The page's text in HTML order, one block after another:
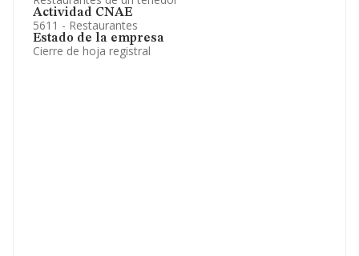
Actividad CNAE
5611 - Restaurantes
Estado de la empresa
Cierre de hoja registral